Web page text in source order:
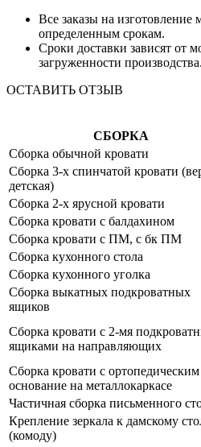
Все заказы на изготовление
определенным срокам.
Сроки доставки зависят от
загруженности производства.
ОСТАВИТЬ ОТЗЫВ
СБОРКА
Сборка обычной кровати
Сборка 3-х спинчатой кровати
детская)
Сборка 2-х ярусной кровати
Сборка кровати с балдахином
Сборка кровати с ПМ, с бк ПМ
Сборка кухонного стола
Сборка кухонного уголка
Сборка выкатных подкроватных
ящиков
Сборка кровати с 2-мя
ящиками на направляющих
Сборка кровати с ортопедическим
основание на металлокаркасе
Частичная сборка письменного
Крепление зеркала к дамскому
(комоду)